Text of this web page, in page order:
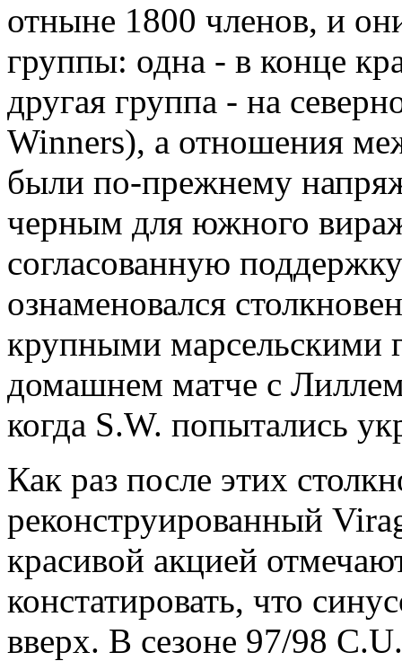
отныне 1800 членов, и
группы: одна - в конце
другая группа - на
Winners), а отношения
были по-прежнему
черным для южного
согласованную
ознаменовался
крупными марсельскими
домашнем матче с
когда S.W. попытались
Как раз после этих
реконструированный
красивой акцией
констатировать, что
вверх. В сезоне 97/98